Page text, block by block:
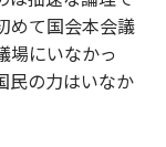
めて国会本会議
場にいなかっ
民の力はいなか